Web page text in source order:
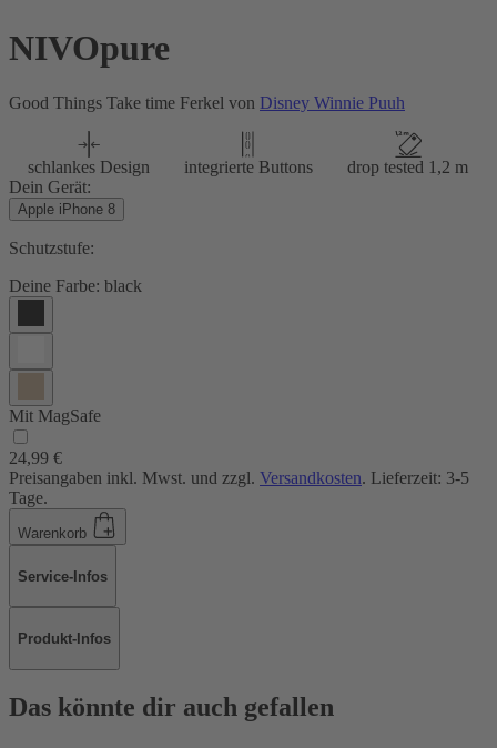
NIVOpure
Good Things Take time Ferkel von Disney Winnie Puuh
schlankes Design integrierte Buttons
drop tested 1,2 m
Dein Gerät:
Apple iPhone 8
Schutzstufe:
Deine Farbe: black
Mit MagSafe
24,99 €
Preisangaben inkl. Mwst. und zzgl. Versandkosten. Lieferzeit: 3-5
Tage.
Warenkorb
Service-Infos
Produkt-Infos
Das könnte dir auch gefallen